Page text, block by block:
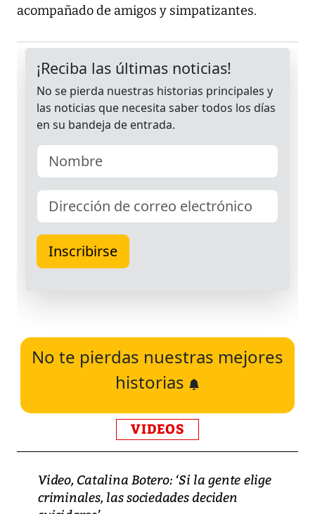
acompañado de amigos y simpatizantes.
No te pierdas nuestras mejores
historias
VIDEOS
Video, Catalina Botero: ‘Si la gente elige
criminales, las sociedades deciden